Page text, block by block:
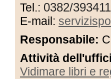
Tel.: 0382/
E-mail:
Responsabile:
Attività
Vidimare libri e